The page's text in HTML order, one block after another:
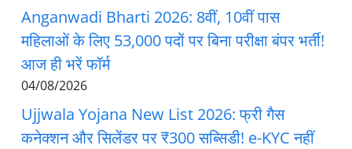
Anganwadi Bharti 2026: 8वीं, 10वीं पास
महिलाओं के लिए 53,000 पदों पर बिना परीक्षा बंपर भर्ती!
आज ही भरें फॉर्म
04/08/2026
Ujjwala Yojana New List 2026: फ्री गैस
कनेक्शन और सिलेंडर पर ₹300 सब्सिडी! e-KYC नहीं